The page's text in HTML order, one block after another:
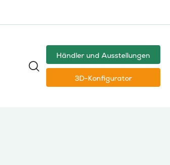
Händler und Ausstellungen
3D-Konfigurator